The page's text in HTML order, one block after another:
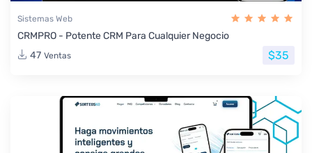
Sistemas Web
CRMPRO - Potente CRM Para Cualquier Negocio
47 Ventas $35